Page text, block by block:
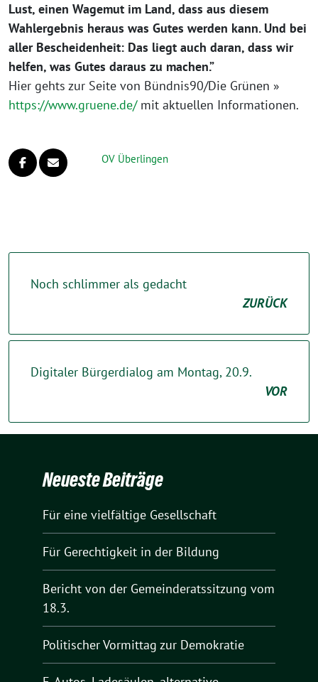
Lust, einen Wagemut im Land, dass aus die­sem
Wahlergebnis her­aus was Gutes wer­den kann. Und bei
aller Bescheidenheit: Das liegt auch dar­an, dass wir
hel­fen, was Gutes dar­aus zu machen.”
Hier gehts zur Seite von Bündnis90/Die Grünen »
https://www.gruene.de/ mit aktu­el­len Informationen.
OV Überlingen
Noch schlimmer als gedacht
ZURÜCK
Digitaler Bürgerdialog am Montag, 20.9.
VOR
Neueste Beiträge
Für eine vielfältige Gesellschaft
Für Gerechtigkeit in der Bildung
Bericht von der Gemeinderatssitzung vom
18.3.
Politischer Vormittag zur Demokratie